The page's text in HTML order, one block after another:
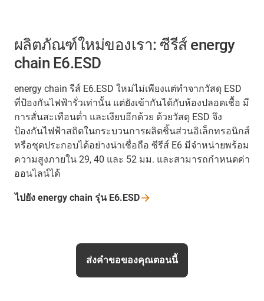
ผลิตภัณฑ์ใหม่ของเรา: ซีรีส์ energy
chain E6.ESD
energy chain รีส์ E6.ESD ใหม่ไม่เพียงแต่ทำจากวัสดุ ESD
ที่ป้องกันไฟฟ้ารั่วเท่านั้น แต่ยังเข้ากันได้กับห้องปลอดเชื้อ มี
การสั่นสะเทือนต่ำ และเงียบอีกด้วย ด้วยวัสดุ ESD จึง
ป้องกันไฟฟ้าสถิตในกระบวนการผลิตชิ้นส่วนอิเล็กทรอนิกส์
หรือชุดประกอบได้อย่างน่าเชื่อถือ ซีรีส์ E6 มีจำหน่ายพร้อม
ความสูงภายใน 29, 40 และ 52 มม. และสามารถกำหนดค่า
ออนไลน์ได้
ไปยัง energy chain รุ่น E6.ESD
ส่งคำขอของคุณตอนนี้